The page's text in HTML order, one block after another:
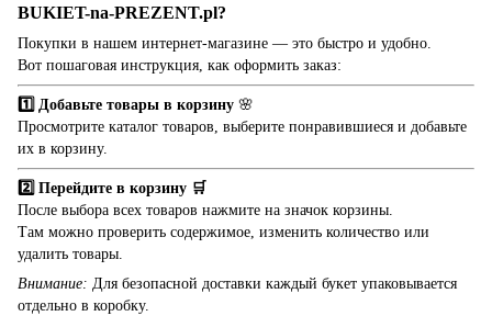
BUKIET-na-PREZENT.pl?
Покупки в нашем интернет-магазине — это быстро и удобно.
Вот пошаговая инструкция, как оформить заказ:
1️⃣ Добавьте товары в корзину 🌸
Просмотрите каталог товаров, выберите понравившиеся и добавьте
их в корзину.
2️⃣ Перейдите в корзину 🛒
После выбора всех товаров нажмите на значок корзины.
Там можно проверить содержимое, изменить количество или
удалить товары.
Внимание: Для безопасной доставки каждый букет упаковывается
отдельно в коробку.